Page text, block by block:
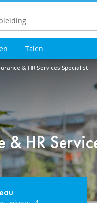
Zoeken
Talen
& HR Services Specialist
& HR